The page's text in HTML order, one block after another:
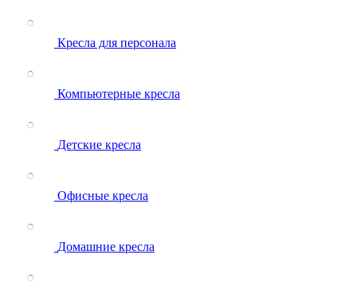
Кресла для персонала
Компьютерные кресла
Детские кресла
Офисные кресла
Домашние кресла